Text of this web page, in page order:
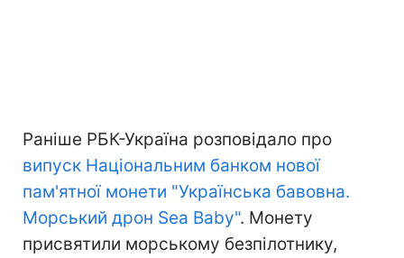
Раніше РБК-Україна розповідало про
випуск Національним банком нової
пам'ятної монети "Українська бавовна.
Морський дрон Sea Baby". Монету
присвятили морському безпілотнику,